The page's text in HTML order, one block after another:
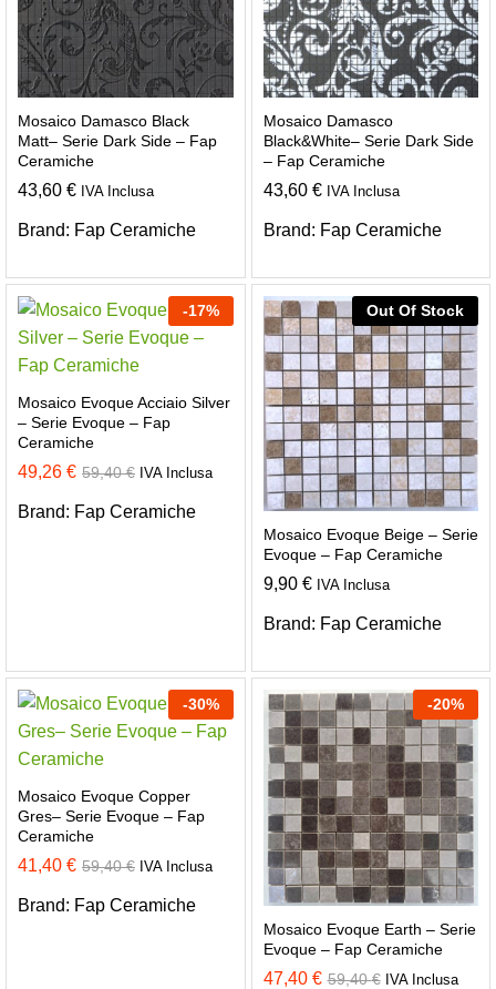
Mosaico Damasco Black
Matt– Serie Dark Side – Fap
Ceramiche
43,60 € IVA Inclusa
Brand: Fap Ceramiche
Mosaico Damasco
Black&White– Serie Dark Side
– Fap Ceramiche
43,60 € IVA Inclusa
Brand: Fap Ceramiche
-17%
Mosaico Evoque Acciaio Silver
– Serie Evoque – Fap
Ceramiche
49,26 € 59,40€ IVA Inclusa
Brand: Fap Ceramiche
Out Of Stock
Mosaico Evoque Beige – Serie
Evoque – Fap Ceramiche
9,90 € IVA Inclusa
Brand: Fap Ceramiche
-30%
Mosaico Evoque Copper
Gres– Serie Evoque – Fap
Ceramiche
41,40 € 59,40€ IVA Inclusa
Brand: Fap Ceramiche
-20%
Mosaico Evoque Earth – Serie
Evoque – Fap Ceramiche
47,40 € 59,40€ IVA Inclusa